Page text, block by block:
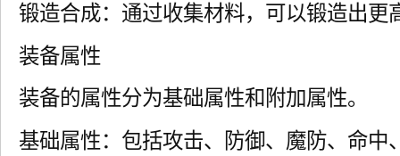
锻造合成：通过收集材料，可以锻造出更
装备属性
装备的属性分为基础属性和附加属性。
基础属性：包括攻击、防御、魔防、命中